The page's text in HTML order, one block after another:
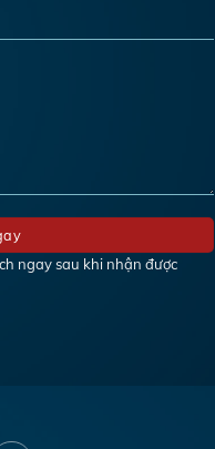
ngay sau khi nhận được